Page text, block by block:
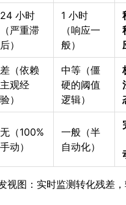
24 小时
（严重滞
后）
1 小时
（响应一
般）
差（依赖
主观经
验）
中等（僵
硬的阈值
逻辑）
无（100%
手动）
一般（半
自动化）
视图：实时监测转化残差